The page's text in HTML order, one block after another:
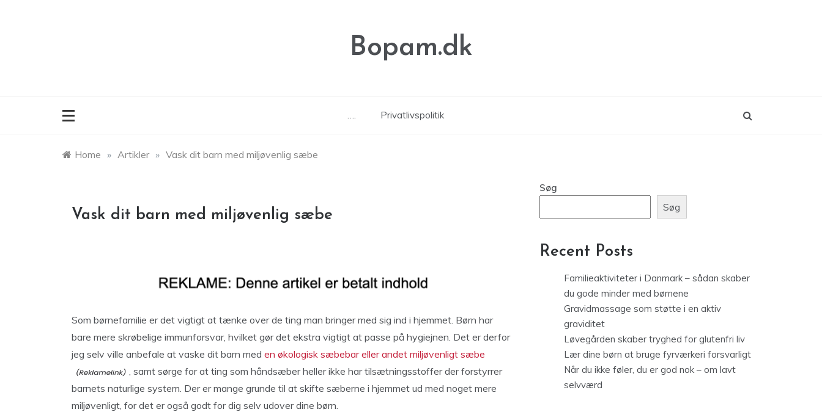
Bopam.dk
…. Privatlivspolitik
Home » Artikler » Vask dit barn med miljøvenlig sæbe
Vask dit barn med miljøvenlig sæbe
Som børnefamilie er det vigtigt at tænke over de ting man bringer med sig ind i hjemmet. Børn har
bare mere skrøbelige immunforsvar, hvilket gør det ekstra vigtigt at passe på hygiejnen. Det er derfor
jeg selv ville anbefale at vaske dit barn med en økologisk sæbebar eller andet miljøvenligt sæbe
, samt sørge for at ting som håndsæber heller ikke har tilsætningsstoffer der forstyrrer
barnets naturlige system. Der er mange grunde til at skifte sæberne i hjemmet ud med noget mere
miljøvenligt, for det er også godt for dig selv udover dine børn.
Søg
Søg
Recent Posts
Familieaktiviteter i Danmark – sådan skaber
du gode minder med børnene
Gravidmassage som støtte i en aktiv
graviditet
Løvegården skaber tryghed for glutenfri liv
Lær dine børn at bruge fyrværkeri forsvarligt
Når du ikke føler, du er god nok – om lavt
selvværd